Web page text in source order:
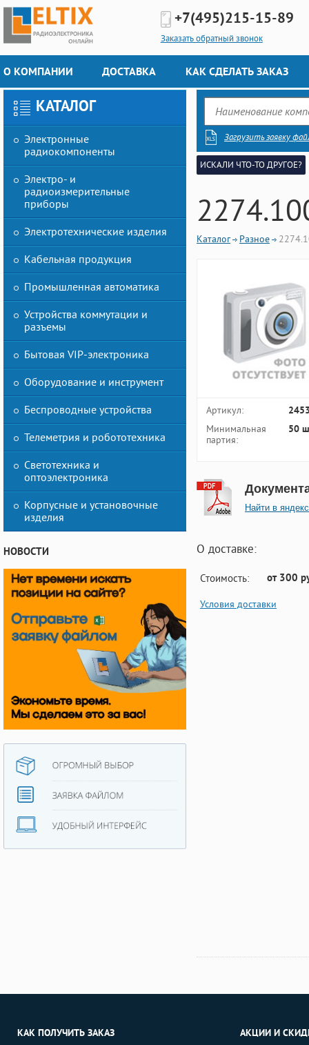
+7(495)215-15-89
Заказать обратный звонок
О КОМПАНИИ ДОСТАВКА КАК СДЕЛАТЬ ЗАКАЗ
КАТАЛОГ
Электронные
радиокомпоненты
Электро- и
радиоизмерительные
приборы
Электротехнические изделия
Кабельная продукция
Промышленная автоматика
Устройства коммутации и
разъемы
Бытовая VIP-электроника
Оборудование и инструмент
Беспроводные устройства
Телеметрия и робототехника
Светотехника и
оптоэлектроника
Корпусные и установочные
изделия
НОВОСТИ
Загрузить заявку
ИСКАЛИ ЧТО-ТО ДРУГОЕ?
Каталог Разное
Артикул:
Минимальная
партия:
50
Найти в яндекс
О доставке:
Стоимость: от 300
Условия доставки
КАК ПОЛУЧИТЬ ЗАКАЗ АКЦИИ И